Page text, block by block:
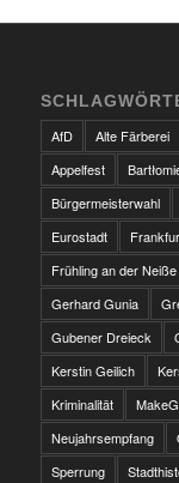
AfD
Alte Färberei
Appelfest
Bürgermeisterwahl
Eurostadt
Frühling an der Neiße
Gerhard Gunia
Gubener Dreieck
Kerstin Geilich
Kriminalität
Neujahrsempfang
Sperrung